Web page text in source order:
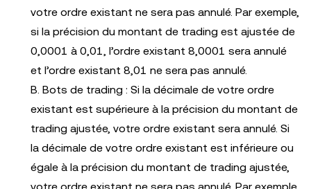
votre ordre existant ne sera pas annulé. Par exemple,
si la précision du montant de trading est ajustée de
0,0001 à 0,01, l’ordre existant 8,0001 sera annulé
et l’ordre existant 8,01 ne sera pas annulé.
B. Bots de trading : Si la décimale de votre ordre
existant est supérieure à la précision du montant de
trading ajustée, votre ordre existant sera annulé. Si
la décimale de votre ordre existant est inférieure ou
égale à la précision du montant de trading ajustée,